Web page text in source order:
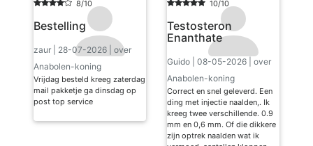
8/10
Bestelling
zaur | 28-07-2026 | over
Anabolen-koning
Vrijdag besteld kreeg zaterdag
mail pakketje ga dinsdag op
post top service
10/10
Testosteron
Enanthate
Guido | 08-05-2026 | over
Anabolen-koning
Correct en snel geleverd. Een
ding met injectie naalden,. Ik
kreeg twee verschillende. 0.9
mm en 0,6 mm. Of die dikkere
zijn optrek naalden wat ik